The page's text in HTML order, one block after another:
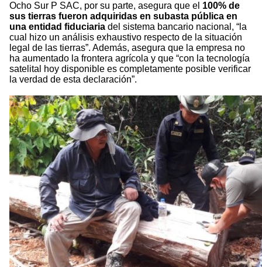
Ocho Sur P SAC, por su parte, asegura que el 100% de
sus tierras fueron adquiridas en subasta pública en
una entidad fiduciaria del sistema bancario nacional, “la
cual hizo un análisis exhaustivo respecto de la situación
legal de las tierras”. Además, asegura que la empresa no
ha aumentado la frontera agrícola y que “con la tecnología
satelital hoy disponible es completamente posible verificar
la verdad de esta declaración”.